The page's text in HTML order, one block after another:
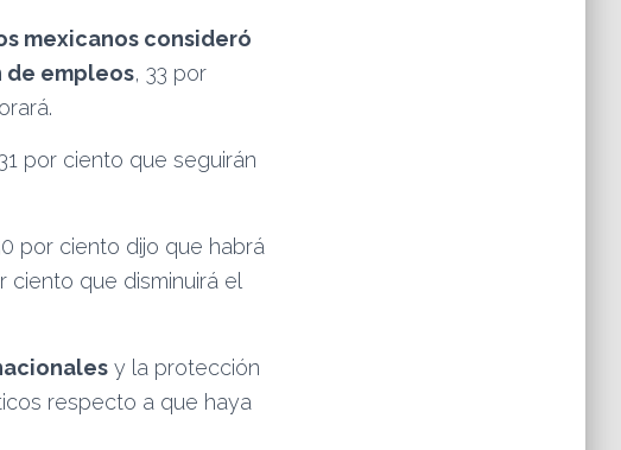
mexicanos consideró
de empleos, 33 por
por ciento que seguirán
por ciento dijo que habrá
que disminuirá el
y la protección
respecto a que haya